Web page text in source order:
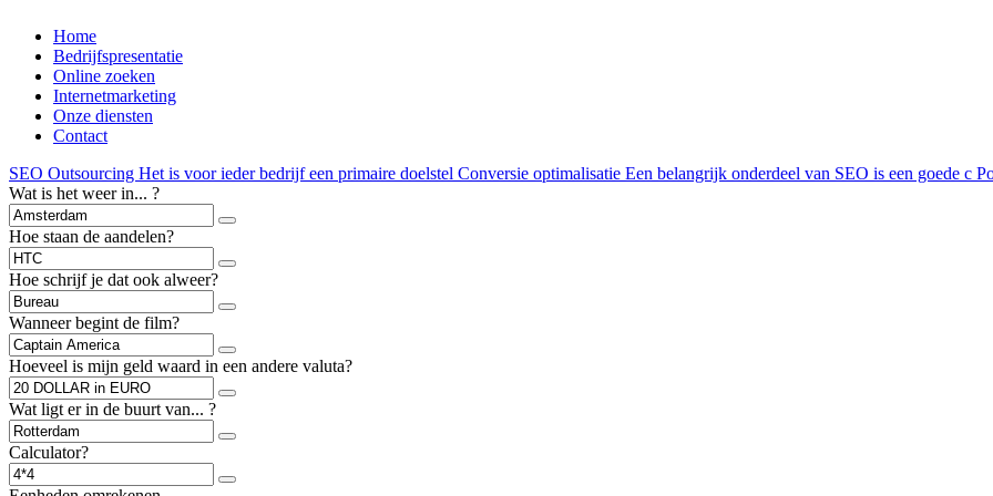
Home
Bedrijfspresentatie
Online zoeken
Internetmarketing
Onze diensten
Contact
SEO Outsourcing Het is voor ieder bedrijf een primaire doelstel Conversie optimalisatie Een belangrijk onderdeel van SEO is een goede c
Wat is het weer in... ?
Hoe staan de aandelen?
Hoe schrijf je dat ook alweer?
Wanneer begint de film?
Hoeveel is mijn geld waard in een andere valuta?
Wat ligt er in de buurt van... ?
Calculator?